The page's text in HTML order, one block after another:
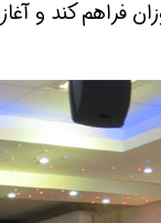
فراهم کند و